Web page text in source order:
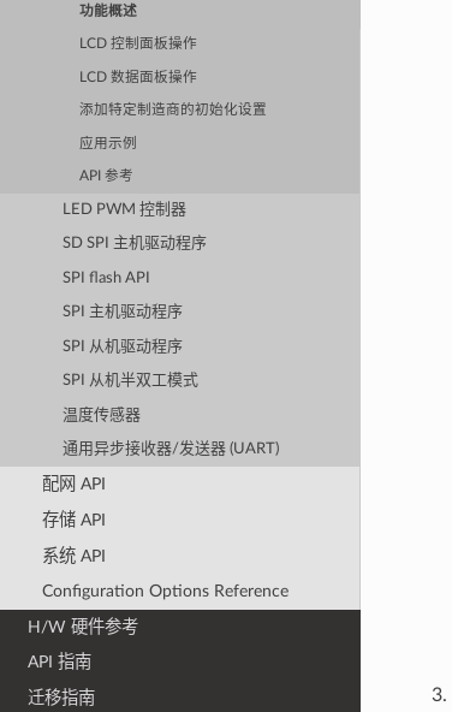
功能概述
LCD 控制面板操作
LCD 数据面板操作
添加特定制造商的初始化设置
应用示例
API 参考
LED PWM 控制器
SD SPI 主机驱动程序
SPI flash API
SPI 主机驱动程序
SPI 从机驱动程序
SPI 从机半双工模式
温度传感器
通用异步接收器/发送器 (UART)
配网 API
存储 API
系统 API
Configuration Options Reference
H/W 硬件参考
API 指南
迁移指南